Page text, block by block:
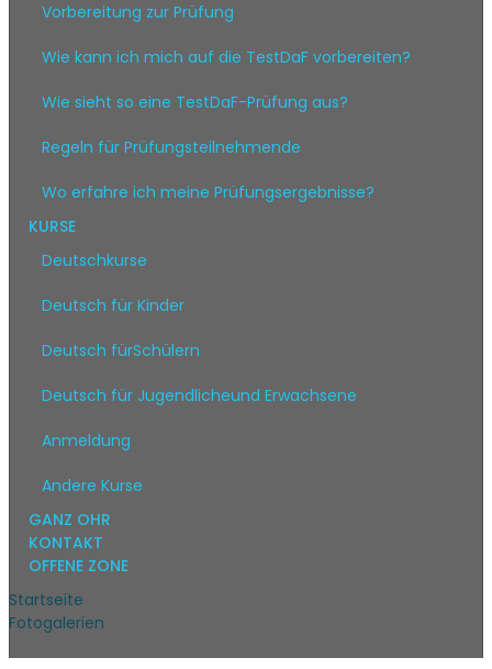
Vorbereitung zur Prüfung
Wie kann ich mich auf die TestDaF vorbereiten?
Wie sieht so eine TestDaF-Prüfung aus?
Regeln für Prüfungsteilnehmende
Wo erfahre ich meine Prüfungsergebnisse?
KURSE
Deutschkurse
Deutsch für Kinder
Deutsch fürSchülern
Deutsch für Jugendlicheund Erwachsene
Anmeldung
Andere Kurse
GANZ OHR
KONTAKT
OFFENE ZONE
Startseite
Fotogalerien